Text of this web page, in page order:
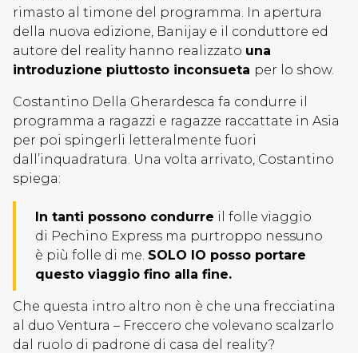
rimasto al timone del programma. In apertura
della nuova edizione, Banijay e il conduttore ed
autore del reality hanno realizzato una
introduzione piuttosto inconsueta per lo show.
Costantino Della Gherardesca fa condurre il
programma a ragazzi e ragazze raccattate in Asia
per poi spingerli letteralmente fuori
dall’inquadratura. Una volta arrivato, Costantino
spiega:
In tanti possono condurre il folle viaggio
di Pechino Express ma purtroppo nessuno
è più folle di me. SOLO IO posso portare
questo viaggio fino alla fine.
Che questa intro altro non è che una frecciatina
al duo Ventura – Freccero che volevano scalzarlo
dal ruolo di padrone di casa del reality?